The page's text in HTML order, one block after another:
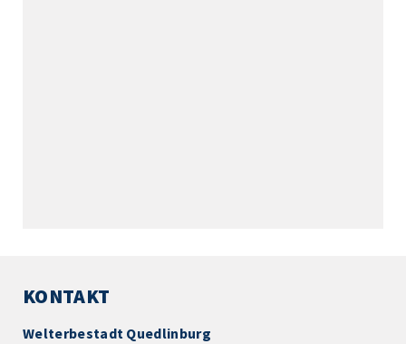
KONTAKT
Welterbestadt Quedlinburg